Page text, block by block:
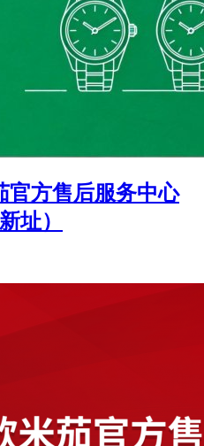
官方售后服务中心
址）